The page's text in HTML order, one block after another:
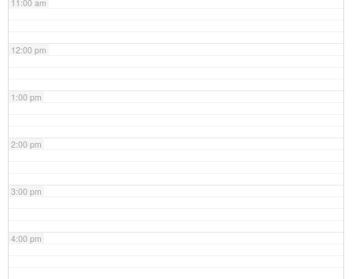
11:00 am
12:00 pm
1:00 pm
2:00 pm
3:00 pm
4:00 pm